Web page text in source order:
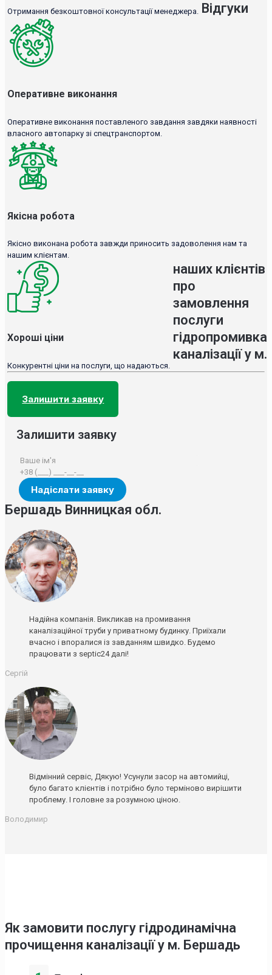
Отримання безкоштовної консультації менеджера.
Оперативне виконання
Оперативне виконання поставленого завдання завдяки наявності
власного автопарку зі спецтранспортом.
Якісна робота
Якісно виконана робота завжди приносить задоволення нам та
нашим клієнтам.
Хороші ціни
Конкурентні ціни на послуги, що надаються.
Залишити заявку
Залишити заявку
Відгуки
наших клієнтів
про
замовлення
послуги
гідропромивка
каналізації у м.
Бершадь Винницкая обл.
Надійна компанія. Викликав на промивання
каналізаційної труби у приватному будинку. Приїхали
вчасно і впоралися із завданням швидко. Будемо
працювати з septic24 далі!
Сергій
Відмінний сервіс, Дякую! Усунули засор на автомийці,
було багато клієнтів і потрібно було терміново вирішити
проблему. І головне за розумною ціною.
Володимир
Як замовити послугу гідродинамічна
прочищення каналізації у м. Бершадь